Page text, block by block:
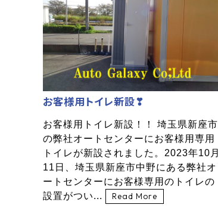
お客様用トイレ新設❣
お客様用トイレ新設！！ 埼玉県新座市
の弊社オートセンターにお客様用専用
トイレが新設されました。2023年10月
11日、埼玉県新座市中野にある弊社オ
ートセンターにお客様専用のトイレの
設置がつい...
Read More